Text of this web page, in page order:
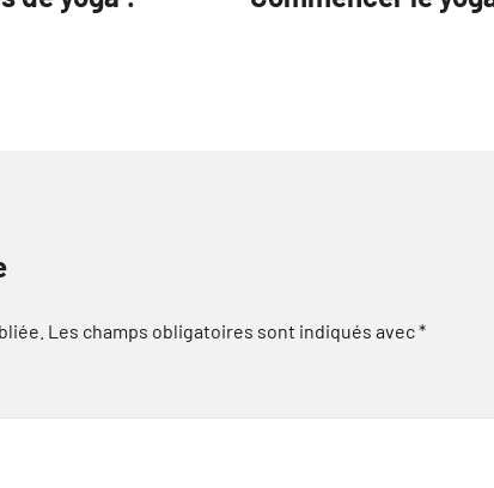
Les champs obligatoires sont indiqués avec*